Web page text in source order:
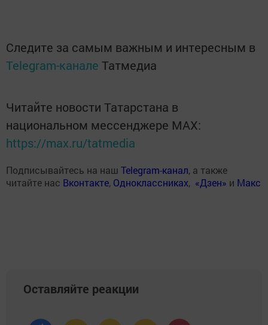
Следите за самым важным и интересным в
Telegram-канале Татмедиа
Читайте новости Татарстана в
национальном мессенджере MАХ:
https://max.ru/tatmedia
Подписывайтесь на наш Telegram-канал, а также
читайте нас Вконтакте, Одноклассниках, «Дзен» и Макс
Оставляйте реакции